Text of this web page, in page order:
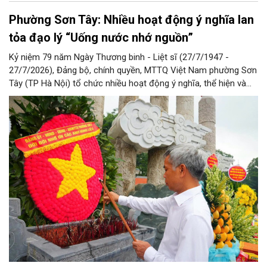
Phường Sơn Tây: Nhiều hoạt động ý nghĩa lan
tỏa đạo lý “Uống nước nhớ nguồn”
Kỷ niệm 79 năm Ngày Thương binh - Liệt sĩ (27/7/1947 -
27/7/2026), Đảng bộ, chính quyền, MTTQ Việt Nam phường Sơn
Tây (TP Hà Nội) tổ chức nhiều hoạt động ý nghĩa, thể hiện và
lan tỏa đạo lý “Uống nước nhớ nguồn”, “Đền ơn đáp nghĩa” tốt
đẹp của dân tộc Việt Nam cũng như người Hà Nội thanh lịch,
văn minh nói riêng.